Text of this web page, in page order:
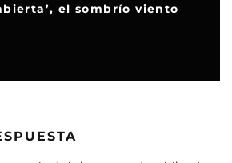
el sombrío viento